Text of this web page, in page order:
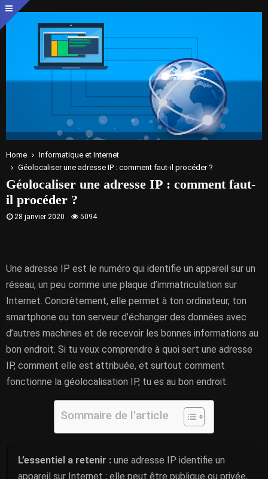
Home
Informatique et Internet
Géolocaliser une adresse IP : comment faut-il procéder ?
Géolocaliser une adresse IP : comment faut-
il procéder ?
28 janvier 2020 5094
Une adresse IP est le numéro qui identifie un appareil sur un
réseau, un peu comme une plaque d’immatriculation sur
Internet. Concrètement, elle permet à ton ordinateur, ton
smartphone ou ton serveur d’échanger des données avec
d’autres machines et de recevoir les bonnes informations au
bon endroit. Si tu veux comprendre à quoi sert une adresse
IP, comment elle est attribuée, et surtout comment
fonctionne la géolocalisation IP, tu es au bon endroit.
Sommaire de l'article
L’essentiel a retenir : une adresse IP identifie un
appareil sur Internet ; elle peut être publique ou privée,